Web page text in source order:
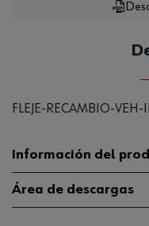
FLEJE-RECAMBIO-
Información del
Peso del producto (por
Área de descargas